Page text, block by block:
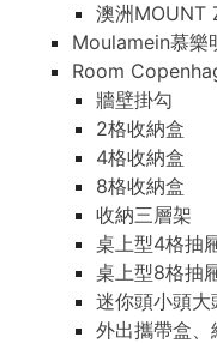
澳洲MOUNT
Moulamein慕樂
Room
牆壁掛勾
2格收納盒
4格收納盒
8格收納盒
收納三層架
桌上型4格抽
桌上型8格抽
迷你頭小頭大
外出攜帶盒、